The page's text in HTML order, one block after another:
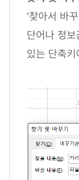
'찾아서 바
단어나 정
있는 단축키